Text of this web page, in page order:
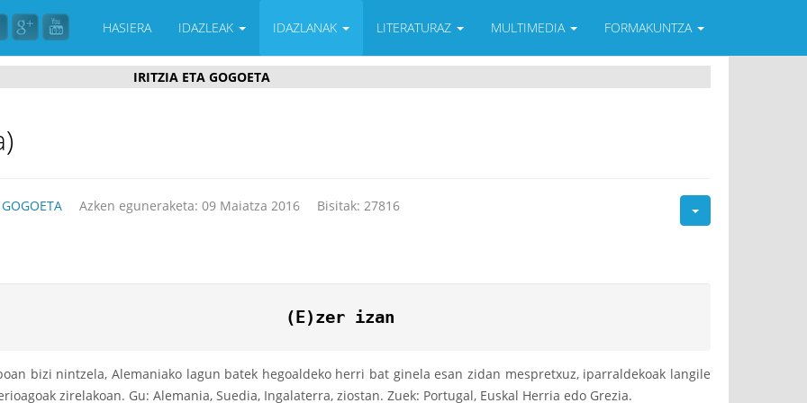
HASIERA IDAZLEAK IDAZLANAK LITERATURAZ MULTIMEDIA FORMAKUNTZA
IRITZIA ETA GOGOETA
Azken eguneraketa: 09 Maiatza 2016 Bisitak: 27816
(E)zer izan
bizi nintzela, Alemaniako lagun batek hegoaldeko herri bat ginela esan zidan mespretxuz, iparraldekoak langile
zirelakoan. Gu: Alemania, Suedia, Ingalaterra, ziostan. Zuek: Portugal, Euskal Herria edo Grezia.